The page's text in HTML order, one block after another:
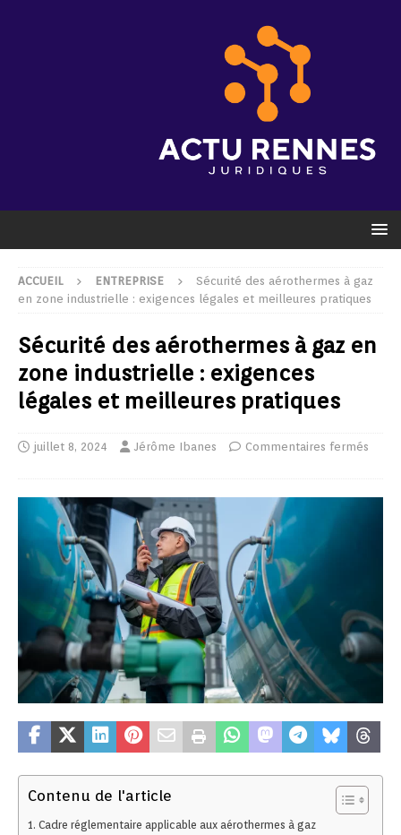
ACCUEIL ENTREPRISE
Sécurité des aérothermes à gaz
en zone industrielle : exigences légales et meilleures pratiques
Sécurité des aérothermes à gaz en
zone industrielle : exigences
légales et meilleures pratiques
juillet 8, 2024 Jérôme Ibanes Commentaires fermés
Contenu de l'article
Cadre réglementaire applicable aux aérothermes à gaz